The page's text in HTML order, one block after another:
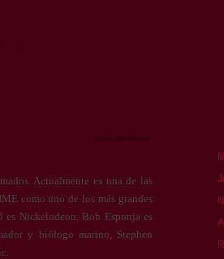
Feliz Navidad
Actualmente es una de las
como uno de los más grandes
es Nickelodeon, Bob Esponja es
y biólogo marino, Stephen